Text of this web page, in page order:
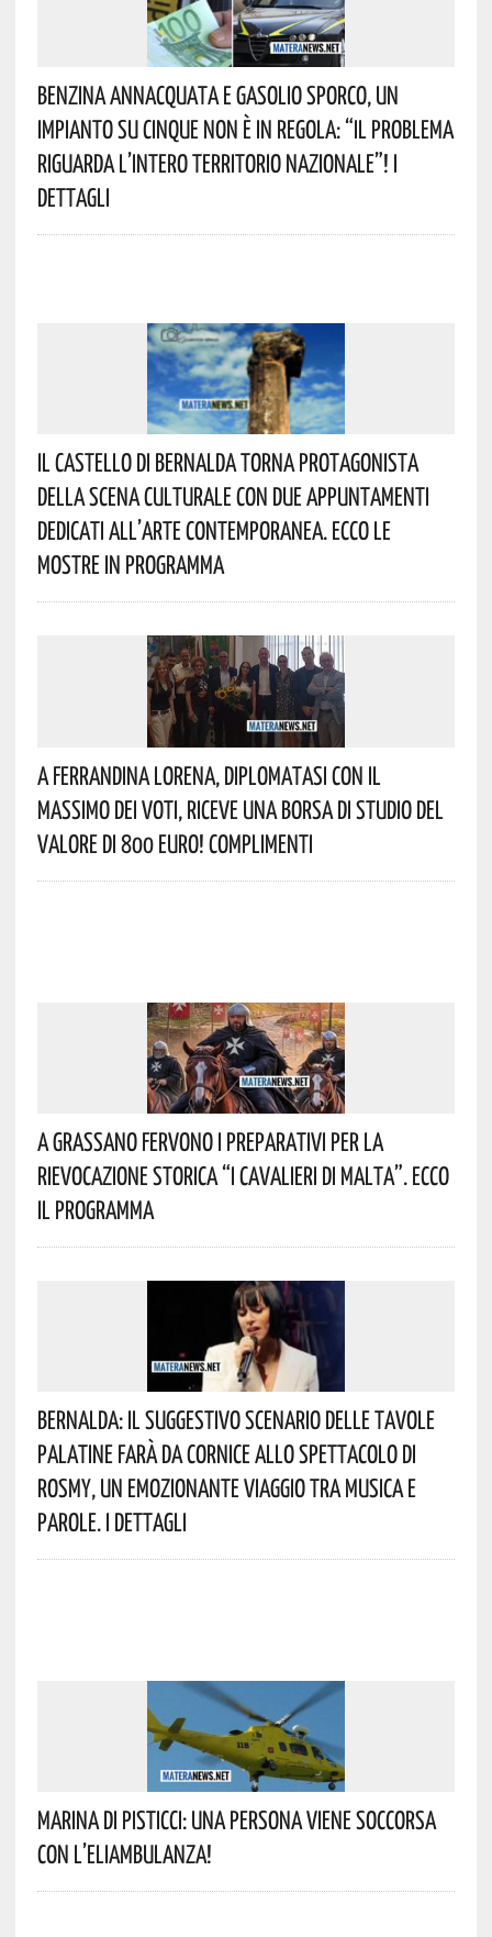
Benzina Annacquata E Gasolio Sporco, Un
Impianto Su Cinque Non È In Regola: “il Problema
Riguarda L’intero Territorio Nazionale”! I
Dettagli
Il Castello Di Bernalda Torna Protagonista
Della Scena Culturale Con Due Appuntamenti
Dedicati All’arte Contemporanea. Ecco Le
Mostre In Programma
A Ferrandina Lorena, Diplomatasi Con Il
Massimo Dei Voti, Riceve Una Borsa Di Studio Del
Valore Di 800 Euro! Complimenti
A Grassano Fervono I Preparativi Per La
Rievocazione Storica “I CAVALIERI DI MALTA”. Ecco
Il Programma
Bernalda: Il Suggestivo Scenario Delle Tavole
Palatine Farà Da Cornice Allo Spettacolo Di
Rosmy, Un Emozionante Viaggio Tra Musica E
Parole. I Dettagli
Marina Di Pisticci: Una Persona Viene Soccorsa
Con L’eliambulanza!